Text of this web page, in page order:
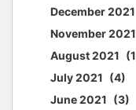
December 2021
November 2021
August 2021
1
July 2021
4
June 2021
3